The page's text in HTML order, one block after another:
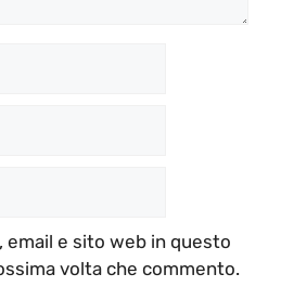
email e sito web in questo
volta che commento.